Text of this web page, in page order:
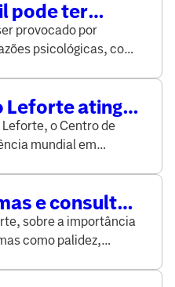
pode ter
e envolve
provocado por
psicológicas, como
Leforte atinge
de
o Centro de
mundial em
e consultas
diagnóstico
sobre a importância
como palidez,